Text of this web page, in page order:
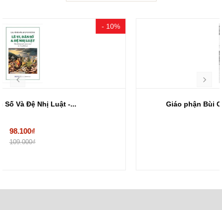
Giáo phận Bùi Chu trong giáo đoàn Đàng...